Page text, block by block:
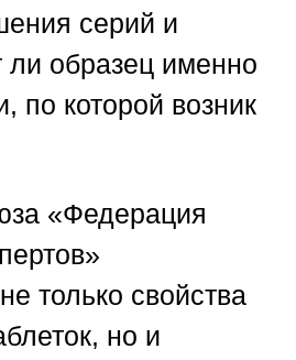
серий и
ли образец именно
по которой возник
«Федерация
только свойства
но и